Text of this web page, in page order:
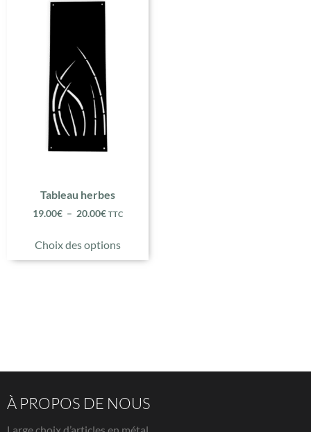
Tableau herbes
19.00€ – 20.00€ TTC
Choix des options
À PROPOS DE NOUS
Large choix d’articles en métal.